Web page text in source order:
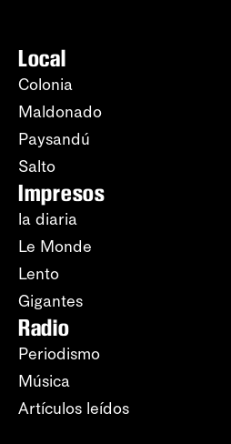
Local
Colonia
Maldonado
Paysandú
Salto
Impresos
la diaria
Le Monde
Lento
Gigantes
Radio
Periodismo
Música
Artículos leídos